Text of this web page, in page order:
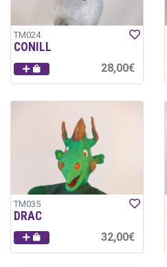
TM024
CONILL
28,00€
TM035
DRAC
32,00€